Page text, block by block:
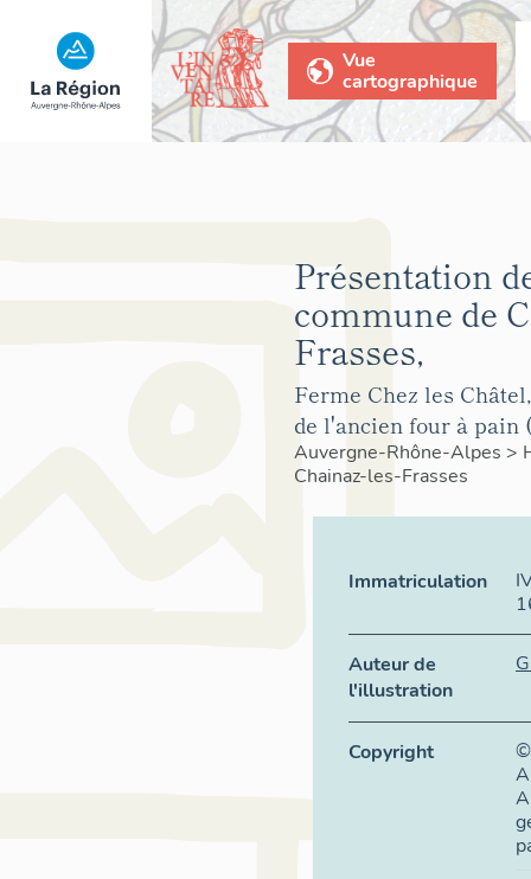
Vue
cartographique
Présentation
commune de
Frasses,
Ferme Chez les
de l'ancien four à pain
Auvergne-Rhône-Alpes >
Chainaz-les-Frasses
Immatriculation
Auteur de
l'illustration
Copyright